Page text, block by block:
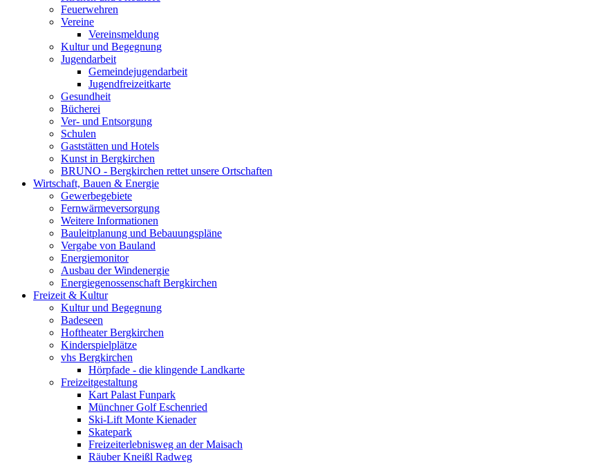
Feuerwehren
Vereine
Vereinsmeldung
Kultur und Begegnung
Jugendarbeit
Gemeindejugendarbeit
Jugendfreizeitkarte
Gesundheit
Bücherei
Ver- und Entsorgung
Schulen
Gaststätten und Hotels
Kunst in Bergkirchen
BRUNO - Bergkirchen rettet unsere Ortschaften
Wirtschaft, Bauen & Energie
Gewerbegebiete
Fernwärmeversorgung
Weitere Informationen
Bauleitplanung und Bebauungspläne
Vergabe von Bauland
Energiemonitor
Ausbau der Windenergie
Energiegenossenschaft Bergkirchen
Freizeit & Kultur
Kultur und Begegnung
Badeseen
Hoftheater Bergkirchen
Kinderspielplätze
vhs Bergkirchen
Hörpfade - die klingende Landkarte
Freizeitgestaltung
Kart Palast Funpark
Münchner Golf Eschenried
Ski-Lift Monte Kienader
Skatepark
Freizeiterlebnisweg an der Maisach
Räuber Kneißl Radweg